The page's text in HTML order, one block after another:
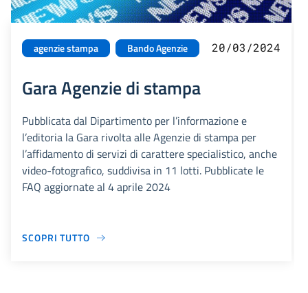
agenzie stampa Bando Agenzie 20/03/2024
Gara Agenzie di stampa
Pubblicata dal Dipartimento per l’informazione e
l’editoria la Gara rivolta alle Agenzie di stampa per
l’affidamento di servizi di carattere specialistico, anche
video-fotografico, suddivisa in 11 lotti. Pubblicate le
FAQ aggiornate al 4 aprile 2024
SCOPRI TUTTO